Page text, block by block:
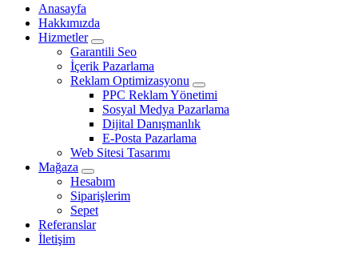
Anasayfa
Hakkımızda
Hizmetler
Garantili Seo
İçerik Pazarlama
Reklam Optimizasyonu
PPC Reklam Yönetimi
Sosyal Medya Pazarlama
Dijital Danışmanlık
E-Posta Pazarlama
Web Sitesi Tasarımı
Mağaza
Hesabım
Siparişlerim
Sepet
Referanslar
İletişim